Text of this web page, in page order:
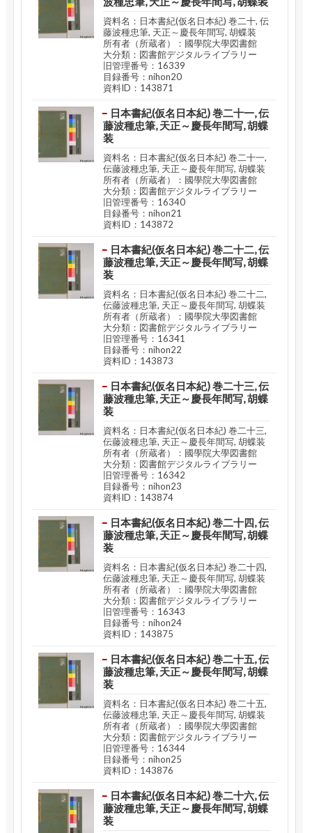
資料名：日本書紀(仮名日本紀) 巻二十, 伝
藤波種忠筆, 天正～慶長年間写, 胡蝶装
所有者（所蔵者）：國學院大學図書館
大分類：図書館デジタルライブラリー
旧管理番号：16339
目録番号：nihon20
資料ID：143871
日本書紀(仮名日本紀) 巻二十一, 伝
藤波種忠筆, 天正～慶長年間写, 胡蝶
装
資料名：日本書紀(仮名日本紀) 巻二十一,
伝藤波種忠筆, 天正～慶長年間写, 胡蝶装
所有者（所蔵者）：國學院大學図書館
大分類：図書館デジタルライブラリー
旧管理番号：16340
目録番号：nihon21
資料ID：143872
日本書紀(仮名日本紀) 巻二十二, 伝
藤波種忠筆, 天正～慶長年間写, 胡蝶
装
資料名：日本書紀(仮名日本紀) 巻二十二,
伝藤波種忠筆, 天正～慶長年間写, 胡蝶装
所有者（所蔵者）：國學院大學図書館
大分類：図書館デジタルライブラリー
旧管理番号：16341
目録番号：nihon22
資料ID：143873
日本書紀(仮名日本紀) 巻二十三, 伝
藤波種忠筆, 天正～慶長年間写, 胡蝶
装
資料名：日本書紀(仮名日本紀) 巻二十三,
伝藤波種忠筆, 天正～慶長年間写, 胡蝶装
所有者（所蔵者）：國學院大學図書館
大分類：図書館デジタルライブラリー
旧管理番号：16342
目録番号：nihon23
資料ID：143874
日本書紀(仮名日本紀) 巻二十四, 伝
藤波種忠筆, 天正～慶長年間写, 胡蝶
装
資料名：日本書紀(仮名日本紀) 巻二十四,
伝藤波種忠筆, 天正～慶長年間写, 胡蝶装
所有者（所蔵者）：國學院大學図書館
大分類：図書館デジタルライブラリー
旧管理番号：16343
目録番号：nihon24
資料ID：143875
日本書紀(仮名日本紀) 巻二十五, 伝
藤波種忠筆, 天正～慶長年間写, 胡蝶
装
資料名：日本書紀(仮名日本紀) 巻二十五,
伝藤波種忠筆, 天正～慶長年間写, 胡蝶装
所有者（所蔵者）：國學院大學図書館
大分類：図書館デジタルライブラリー
旧管理番号：16344
目録番号：nihon25
資料ID：143876
日本書紀(仮名日本紀) 巻二十六, 伝
藤波種忠筆, 天正～慶長年間写, 胡蝶
装